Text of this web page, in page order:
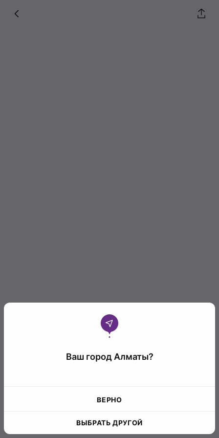
Ваш город Алматы?
ВЕРНО
ВЫБРАТЬ ДРУГОЙ